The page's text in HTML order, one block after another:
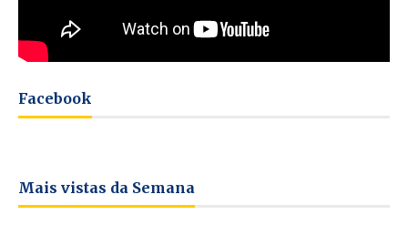
Facebook
Mais vistas da Semana